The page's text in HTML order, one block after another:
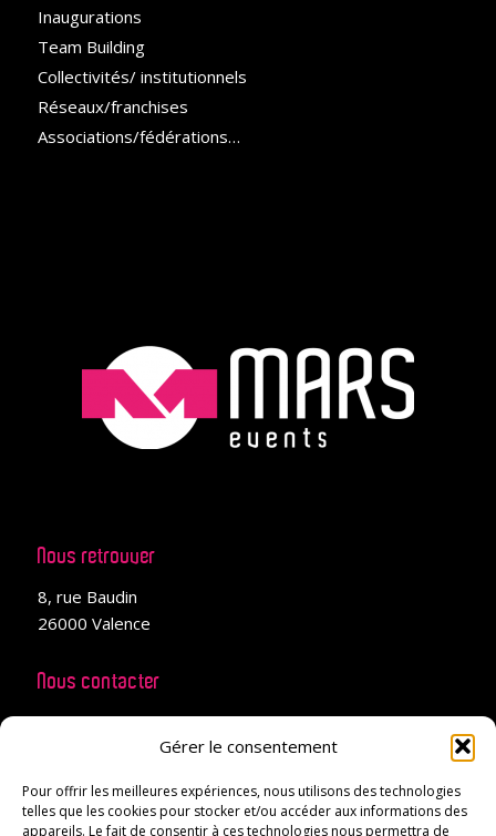
Gérer le consentement
Pour offrir les meilleures expériences, nous utilisons des technologies
telles que les cookies pour stocker et/ou accéder aux informations des
appareils. Le fait de consentir à ces technologies nous permettra de
Inaugurations
Team Building
Collectivités/ institutionnels
Réseaux/franchises
Associations/fédérations…
Nous retrouver
8, rue Baudin
26000 Valence
Nous contacter
04 28 99 02 66
projets@mars-events.fr